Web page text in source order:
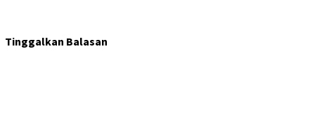
Tinggalkan Balasan